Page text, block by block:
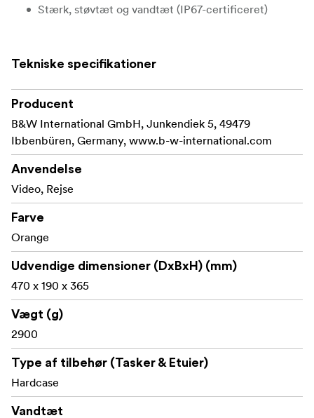
Stærk, støvtæt og vandtæt (IP67-certificeret)
Ventil til automatisk trykudligning
Modstår temperaturer fra -30° op til + 80° C
Gummibelagte håndtag
Kan stables
To løkker til hængelåse
Skulderrem, rygsæksystem, lomme i låget, nettaske
og panelramme fås som tilbehør
Tekniske specifikationer
Producent
B&W International GmbH, Junkendiek 5, 49479
Ibbenbüren, Germany, www.b-w-international.com
Anvendelse
Video, Rejse
Farve
Orange
Udvendige dimensioner (DxBxH) (mm)
470 x 190 x 365
Vægt (g)
2900
Type af tilbehør (Tasker & Etuier)
Hardcase
Vandtæt